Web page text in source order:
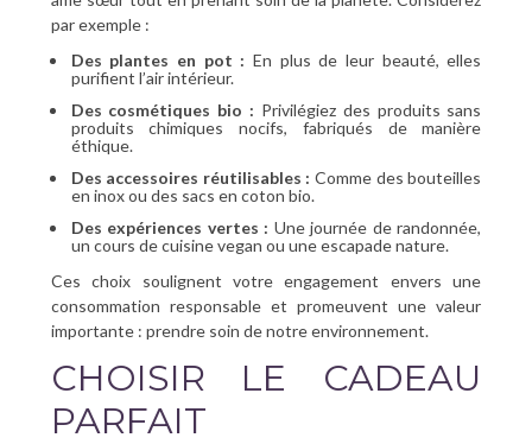
par exemple :
Des plantes en pot : En plus de leur beauté, elles
purifient l’air intérieur.
Des cosmétiques bio : Privilégiez des produits sans
produits chimiques nocifs, fabriqués de manière
éthique.
Des accessoires réutilisables : Comme des bouteilles
en inox ou des sacs en coton bio.
Des expériences vertes : Une journée de randonnée,
un cours de cuisine vegan ou une escapade nature.
Ces choix soulignent votre engagement envers une
consommation responsable et promeuvent une valeur
importante : prendre soin de notre environnement.
CHOISIR LE CADEAU
PARFAIT